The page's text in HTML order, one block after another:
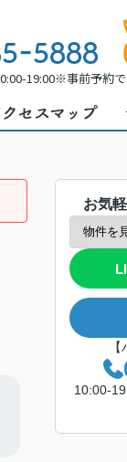
19:00※事前予約
お気
10:00-